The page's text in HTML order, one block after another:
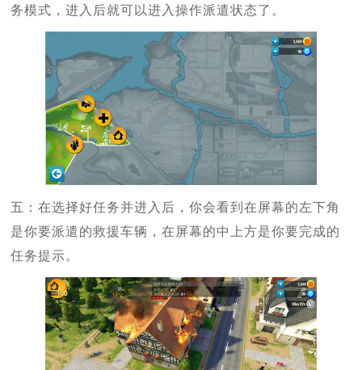
务模式，进入后就可以进入操作派遣状态了。
五：在选择好任务并进入后，你会看到在屏幕的左下角
是你要派遣的救援车辆，在屏幕的中上方是你要完成的
任务提示。